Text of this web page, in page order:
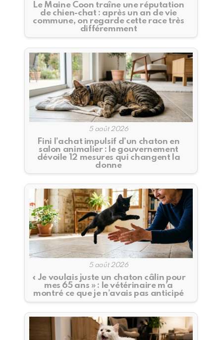
Le Maine Coon traîne une réputation
de chien-chat : après un an de vie
commune, on regarde cette race très
différemment
5 août 2026
Fini l’achat impulsif d’un chaton en
salon animalier : le gouvernement
dévoile 12 mesures qui changent la
donne
5 août 2026
« Je voulais juste un chaton câlin pour
mes 65 ans » : le vétérinaire m’a
montré ce que je n’avais pas anticipé